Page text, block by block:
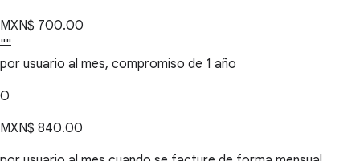
MXN$ 700.00
""
por usuario al mes, compromiso de 1 año
O
MXN$ 840.00